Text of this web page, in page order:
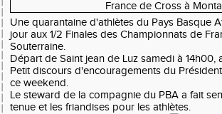
Une quarantaine d'athlètes du Pays Basque
jour aux 1/2 Finales des Championnats de
Souterraine.
Départ de Saint jean de Luz samedi à 14h00,
Petit discours d'encouragements du
ce weekend.
Le steward de la compagnie du PBA a fait
tenue et les friandises pour les athlètes.